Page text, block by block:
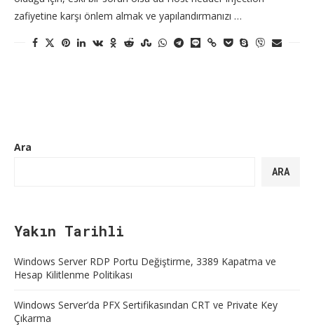
zafiyetine karşı önlem almak ve yapılandırmanızı …
Ara
ARA
Yakın Tarihli
Windows Server RDP Portu Değiştirme, 3389 Kapatma ve
Hesap Kilitlenme Politikası
Windows Server’da PFX Sertifikasından CRT ve Private Key
Çıkarma